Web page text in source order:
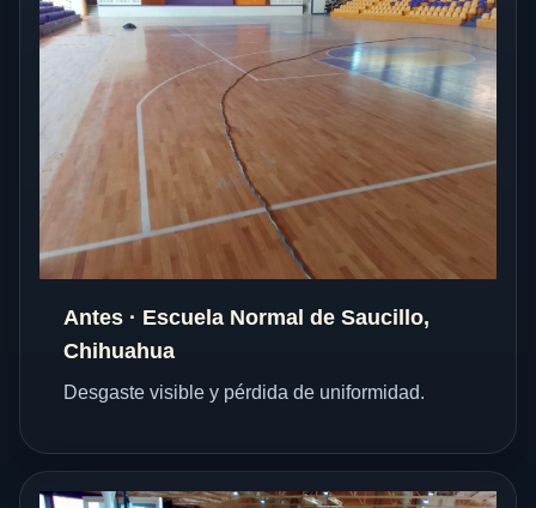
Antes · Escuela Normal de Saucillo,
Chihuahua
Desgaste visible y pérdida de uniformidad.